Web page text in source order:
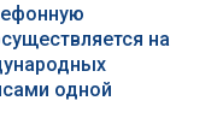
на
одной